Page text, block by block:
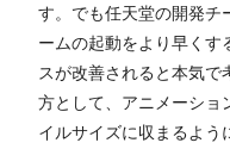
す。でも任天堂の開発チ
ームの起動をより早くす
スが改善されると本気で
方として、アニメーショ
イルサイズに収まるよう